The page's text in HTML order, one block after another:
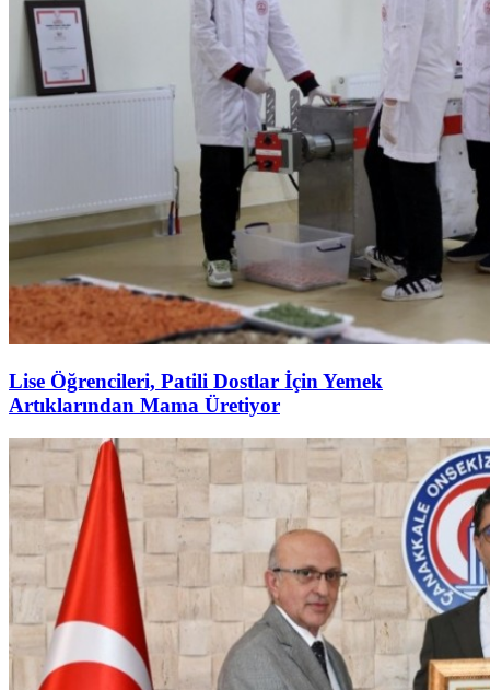
Lise Öğrencileri, Patili Dostlar İçin Yemek
Artıklarından Mama Üretiyor